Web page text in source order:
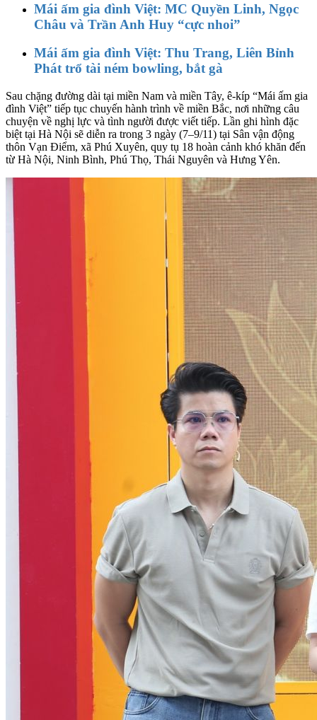
Mái ấm gia đình Việt: MC Quyền Linh, Ngọc
Châu và Trần Anh Huy “cực nhoi”
Mái ấm gia đình Việt: Thu Trang, Liên Bỉnh
Phát trổ tài ném bowling, bắt gà
Sau chặng đường dài tại miền Nam và miền Tây, ê-kíp “Mái ấm gia
đình Việt” tiếp tục chuyến hành trình về miền Bắc, nơi những câu
chuyện về nghị lực và tình người được viết tiếp. Lần ghi hình đặc
biệt tại Hà Nội sẽ diễn ra trong 3 ngày (7–9/11) tại Sân vận động
thôn Vạn Điểm, xã Phú Xuyên, quy tụ 18 hoàn cảnh khó khăn đến
từ Hà Nội, Ninh Bình, Phú Thọ, Thái Nguyên và Hưng Yên.